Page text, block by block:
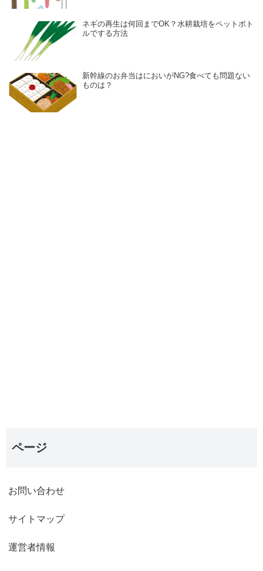
ネギの再生は何回までOK？水耕栽培をペットボト
ルでする方法
新幹線のお弁当はにおいがNG?食べても問題ない
ものは？
ページ
お問い合わせ
サイトマップ
運営者情報